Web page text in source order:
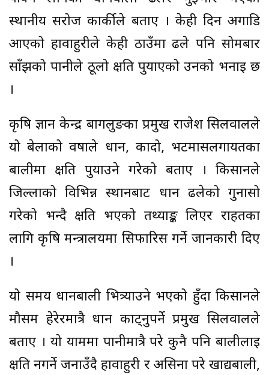
स्थानीय सरोज कार्कीले बताए । केही दिन अगाडि
आएको हावाहुरीले केही ठाउँमा ढले पनि सोमबार
साँझको पानीले ठूलो क्षति पुर्याएको उनको भनाइ छ
।
कृषि ज्ञान केन्द्र बागलुङका प्रमुख राजेश सिलवालले
यो बेलाको वर्षाले धान, कादो, भटमासलगायतका
बालीमा क्षति पुर्याउने गरेको बताए । किसानले
जिल्लाको विभिन्न स्थानबाट धान ढलेको गुनासो
गरेको भन्दै क्षति भएको तथ्याङ्क लिएर राहतका
लागि कृषि मन्त्रालयमा सिफारिस गर्ने जानकारी दिए
।
यो समय धानबाली भित्र्याउने भएको हुँदा किसानले
मौसम हेरेरमात्रै धान काट्नुपर्ने प्रमुख सिलवालले
बताए । यो याममा पानीमात्रै परे कुनै पनि बालीलाई
क्षति नगर्ने जनाउँदै हावाहुरी र असिना परे खाद्यबाली,